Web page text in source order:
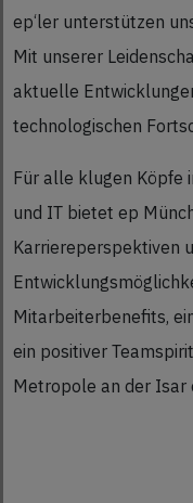
ep‘ler unterstützen
Mit unserer
aktuelle
technologischen
Für alle klugen Köpfe
und IT bietet ep
Karriereperspektiven
Mitarbeiterbenefits,
ein positiver
Metropole an der Isar